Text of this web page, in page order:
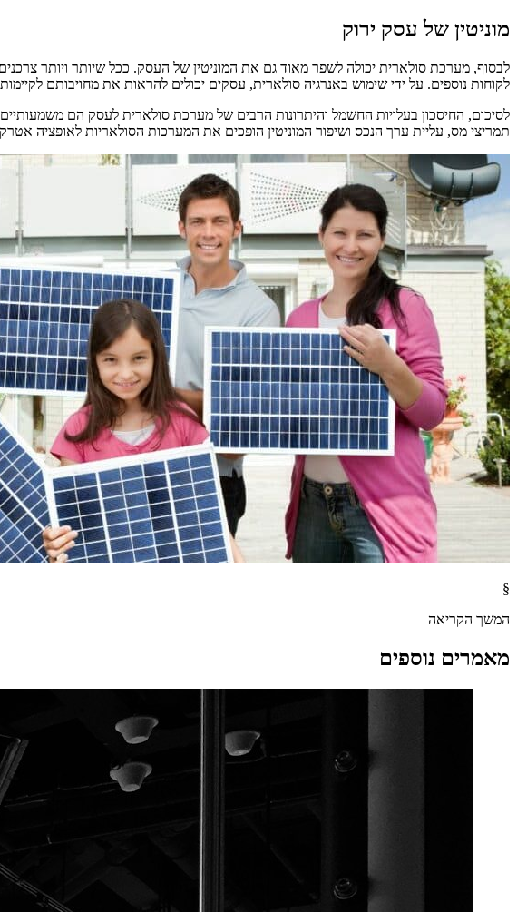
מוניטין של עסק ירוק
לבסוף, מערכת סולארית יכולה לשפר מאוד גם את המוניטין של העסק. ככל שיותר ויותר
לקוחות נוספים. על ידי שימוש באנרגיה סולארית, עסקים יכולים להראות את מחויבותם
לסיכום, החיסכון בעלויות החשמל והיתרונות הרבים של מערכת סולארית לעסק הם
תמריצי מס, עליית ערך הנכס ושיפור המוניטין הופכים את המערכות הסולאריות לאופציה
§
המשך הקריאה
מאמרים נוספים